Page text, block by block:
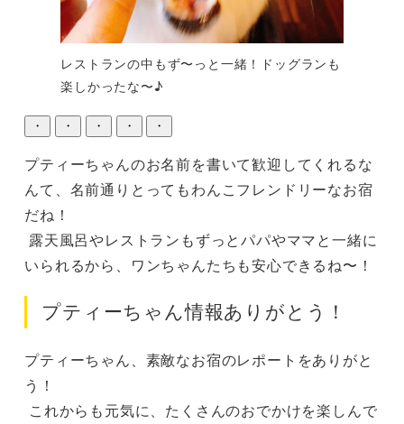
レストランの中もず〜っと一緒！ドッグランも
楽しかったな〜♪
・ ・ ・ ・ ・
プティーちゃんのお名前を書いて歓迎してくれるな
んて、名前通りとってもわんこフレンドリーなお宿
だね！
いられるから、ワンちゃんたちも安心できるね〜！
プティーちゃん情報ありがとう！
プティーちゃん、素敵なお宿のレポートをありがと
う！